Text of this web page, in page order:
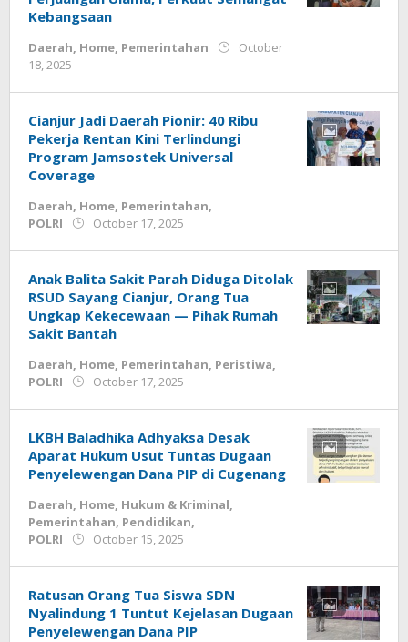
Kebangsaan
Daerah, Home, Pemerintahan
October
18, 2025
Cianjur Jadi Daerah Pionir: 40 Ribu
Pekerja Rentan Kini Terlindungi
Program Jamsostek Universal
Coverage
Daerah, Home, Pemerintahan,
POLRI
October 17, 2025
Anak Balita Sakit Parah Diduga Ditolak
RSUD Sayang Cianjur, Orang Tua
Ungkap Kekecewaan — Pihak Rumah
Sakit Bantah
Daerah, Home, Pemerintahan, Peristiwa,
POLRI
October 17, 2025
LKBH Baladhika Adhyaksa Desak
Aparat Hukum Usut Tuntas Dugaan
Penyelewengan Dana PIP di Cugenang
Daerah, Home, Hukum & Kriminal,
Pemerintahan, Pendidikan,
POLRI
October 15, 2025
Ratusan Orang Tua Siswa SDN
Nyalindung 1 Tuntut Kejelasan Dugaan
Penyelewengan Dana PIP